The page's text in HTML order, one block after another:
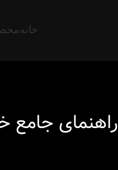
خانه
راهنمای جامع